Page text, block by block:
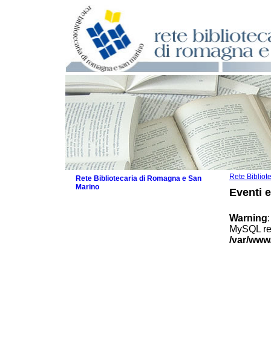
Rete
Eventi
Warning
MySQL
/var/
Rete Bibliotecaria di Romagna e San
Marino